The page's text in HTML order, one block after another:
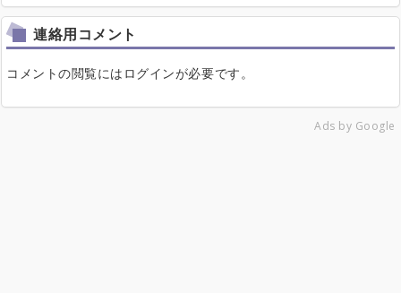
連絡用コメント
コメントの閲覧にはログインが必要です。
Ads by Google